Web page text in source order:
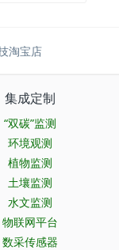
淘宝店
集成定制
“双碳”监测
环境观测
植物监测
土壤监测
水文监测
物联网平台
数采传感器